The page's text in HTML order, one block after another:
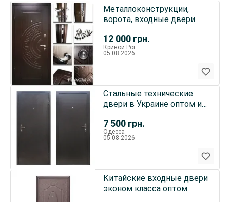
12 000 грн.
Металлоконструкции,
ворота, входные двери
Кривой Рог
05.08.2026
7 500 грн.
Стальные технические
двери в Украине оптом и
Одесса
05.08.2026
Китайские входные двери
эконом класса оптом